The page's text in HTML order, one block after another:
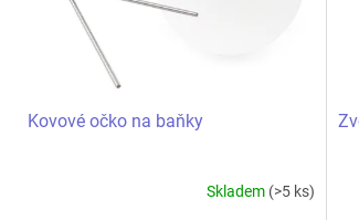
Kovové očko na baňky
Skladem (>5 ks)